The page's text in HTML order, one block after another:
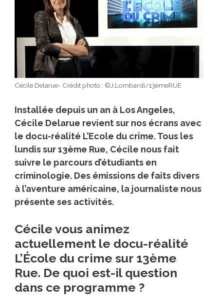
Cécile Delarue- Crédit photo : ©J.Lombardi/13èmeRUE
Installée depuis un an à Los Angeles,
Cécile Delarue revient sur nos écrans avec
le docu-réalité L’Ecole du crime. Tous les
lundis sur 13ème Rue, Cécile nous fait
suivre le parcours d’étudiants en
criminologie. Des émissions de faits divers
à l’aventure américaine, la journaliste nous
présente ses activités.
Cécile vous animez
actuellement le docu-réalité
L’École du crime sur 13ème
Rue. De quoi est-il question
dans ce programme ?